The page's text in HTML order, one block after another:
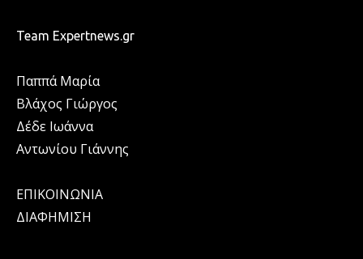
Team Expertnews.gr
Παππά Μαρία
Βλάχος Γιώργος
Δέδε Ιωάννα
Αντωνίου Γιάννης
ΕΠΙΚΟΙΝΩΝΙΑ
ΔΙΑΦΗΜΙΣΗ